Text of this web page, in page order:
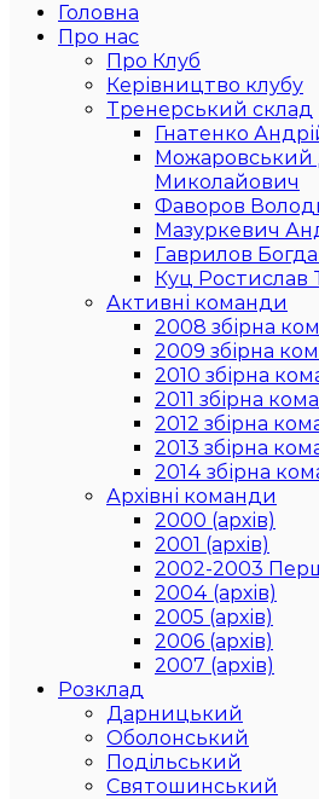
Головна
Про нас
Про Клуб
Керівництво клубу
Тренерський склад
Гнатенко
Можаровський
Миколайович
Фаворов
Мазуркевич
Гаврилов
Куц Ростислав
Активні команди
2008 збірна
2009 збірна
2010 збірна
2011 збірна
2012 збірна
2013 збірна
2014 збірна
Архівні команди
2000 (архів)
2001 (архів)
2002-2003
2004 (архів)
2005 (архів)
2006 (архів)
2007 (архів)
Розклад
Дарницький
Оболонський
Подільський
Святошинський